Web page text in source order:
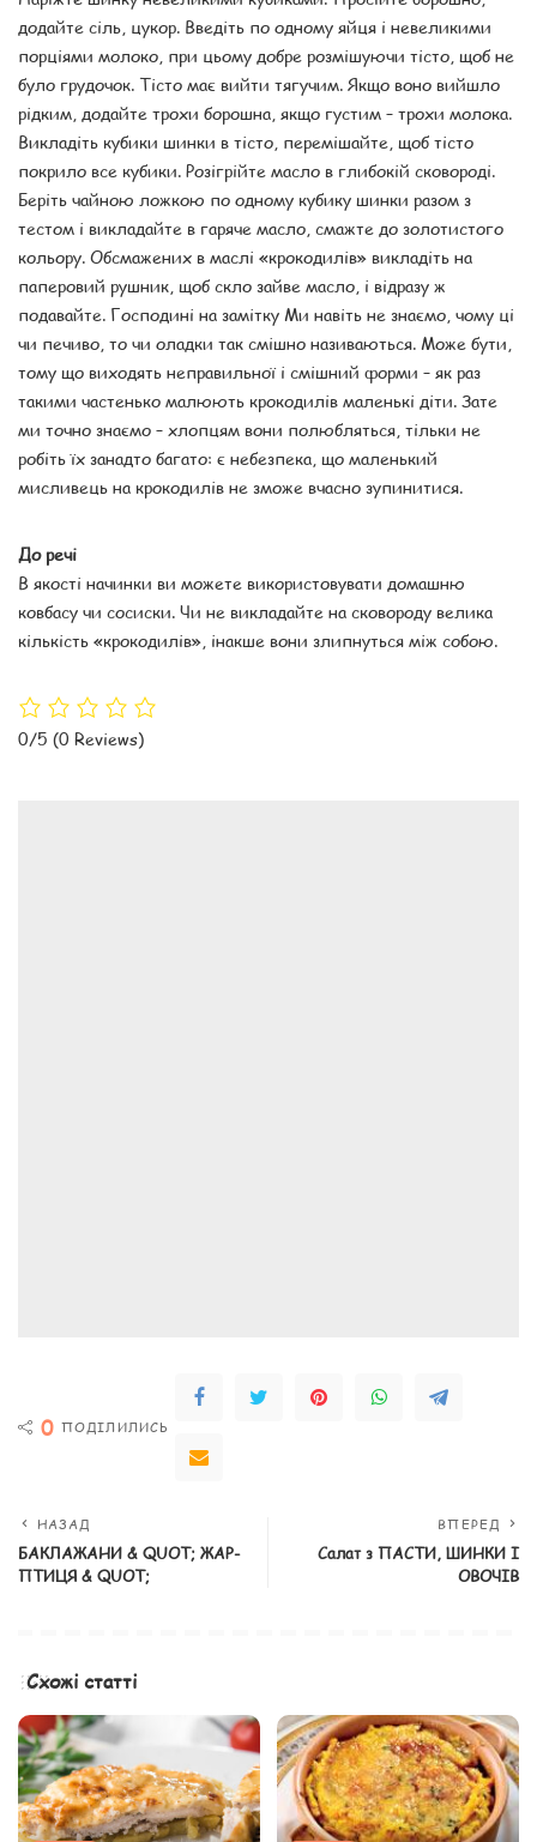
додайте сіль, цукор. Введіть по одному яйця і невеликими
порціями молоко, при цьому добре розмішуючи тісто, щоб не
було грудочок. Тісто має вийти тягучим. Якщо воно вийшло
рідким, додайте трохи борошна, якщо густим – трохи молока.
Викладіть кубики шинки в тісто, перемішайте, щоб тісто
покрило все кубики. Розігрійте масло в глибокій сковороді.
Беріть чайною ложкою по одному кубику шинки разом з
тестом і викладайте в гаряче масло, смажте до золотистого
кольору. Обсмажених в маслі «крокодилів» викладіть на
паперовий рушник, щоб скло зайве масло, і відразу ж
подавайте. Господині на замітку Ми навіть не знаємо, чому ці
чи печиво, то чи оладки так смішно називаються. Може бути,
тому що виходять неправильної і смішний форми – як раз
такими частенько малюють крокодилів маленькі діти. Зате
ми точно знаємо – хлопцям вони полюбляться, тільки не
робіть їх занадто багато: є небезпека, що маленький
мисливець на крокодилів не зможе вчасно зупинитися.
До речі
В якості начинки ви можете використовувати домашню
ковбасу чи сосиски. Чи не викладайте на сковороду велика
кількість «крокодилів», інакше вони злипнуться між собою.
0/5 (0 Reviews)
0 ПОДІЛИЛИСЬ
НАЗАД
БАКЛАЖАНИ & QUOT; ЖАР-
ПТИЦЯ & QUOT;
ВПЕРЕД
Салат з ПАСТИ, ШИНКИ І
ОВОЧІВ
Схожі статті